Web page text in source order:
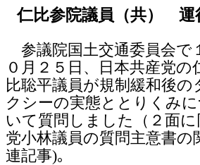
仁比参院議員（共） 運
参議院国土交通委員会で
０月２５日、日本共産党の
比聡平議員が規制緩和後の
クシーの実態ととりくみに
いて質問しました（２面に
党小林議員の質問主意書の
連記事)｡